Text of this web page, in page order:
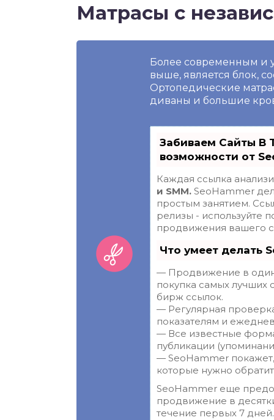
Матрасы с
Более современным и
выше, является блок,
Ортопедические
диваны и большие
Забиваем Сайты В
возможности от
Каждая ссылка
и SMM. SeoHammer
простым занятием.
релизы - используйте
продвижения вашего
Что умеет делать
— Продвижение в один
покупка самых лучших
бирж ссылок.
— Регулярная
показателям и
— Все известные
публикации
— SeoHammer
которые нужно
SeoHammer еще
продвижение в
течение первых 7 дней.